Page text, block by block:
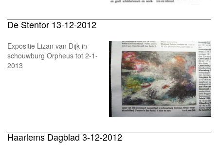
De Stentor 13-12-2012
Expositie Lizan van Dijk in
schouwburg Orpheus tot 2-1-
2013
Haarlems Dagblad 3-12-2012